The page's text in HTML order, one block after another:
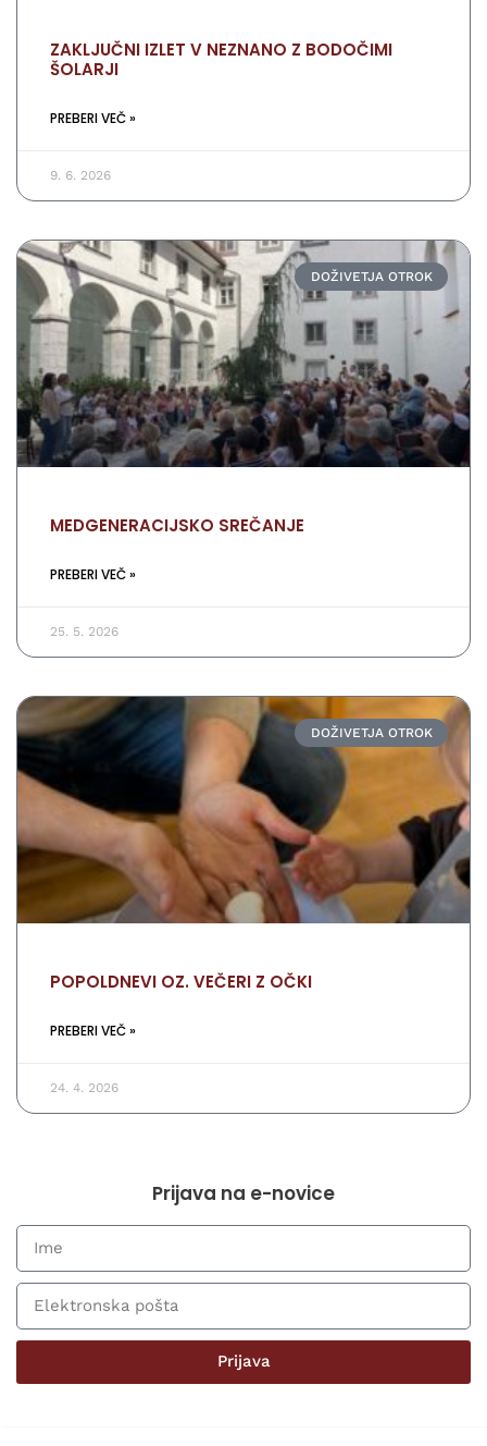
ZAKLJUČNI IZLET V NEZNANO Z BODOČIMI
ŠOLARJI
PREBERI VEČ »
9. 6. 2026
DOŽIVETJA OTROK
MEDGENERACIJSKO SREČANJE
PREBERI VEČ »
25. 5. 2026
DOŽIVETJA OTROK
POPOLDNEVI OZ. VEČERI Z OČKI
PREBERI VEČ »
24. 4. 2026
Prijava na e-novice
Prijava